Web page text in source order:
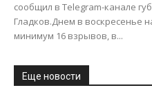
сообщил в Telegram-канале
Гладков.Днем в воскресенье
минимум 16 взрывов, в...
Еще новости